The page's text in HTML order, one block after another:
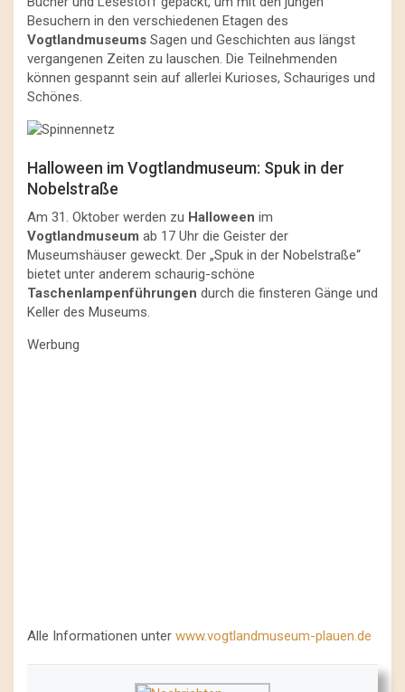
Besuchern in den verschiedenen Etagen des
Vogtlandmuseums Sagen und Geschichten aus längst
vergangenen Zeiten zu lauschen. Die Teilnehmenden
können gespannt sein auf allerlei Kurioses, Schauriges und
Schönes.
Halloween im Vogtlandmuseum: Spuk in der
Nobelstraße
Am 31. Oktober werden zu Halloween im
Vogtlandmuseum ab 17 Uhr die Geister der
Museumshäuser geweckt. Der „Spuk in der Nobelstraße“
bietet unter anderem schaurig-schöne
Taschenlampenführungen durch die finsteren Gänge und
Keller des Museums.
Werbung
Alle Informationen unter www.vogtlandmuseum-plauen.de